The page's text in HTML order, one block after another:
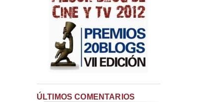
ÚLTIMOS COMENTARIOS